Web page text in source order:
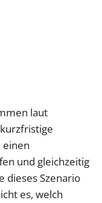
laut
einen
und gleichzeitig
dieses Szenario
es, welch